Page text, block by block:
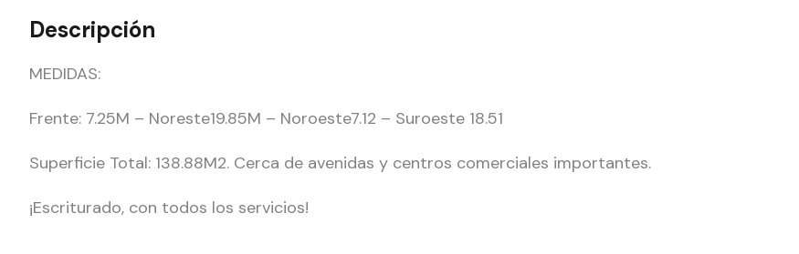
Descripción
MEDIDAS:
Frente: 7.25M – Noreste19.85M – Noroeste7.12 – Suroeste 18.51
Superficie Total: 138.88M2. Cerca de avenidas y centros comerciales importantes.
¡Escriturado, con todos los servicios!